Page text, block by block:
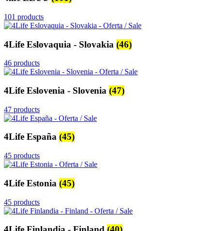
101 products
4Life Eslovaquia - Slovakia (46)
46 products
4Life Eslovenia - Slovenia (47)
47 products
4Life España (45)
45 products
4Life Estonia (45)
45 products